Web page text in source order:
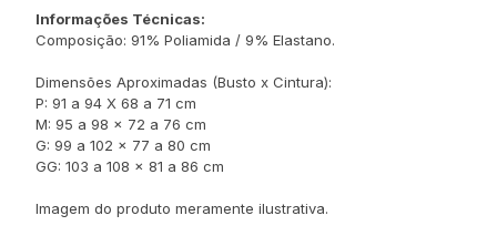
Informações Técnicas:
Composição: 91% Poliamida / 9% Elastano.
Dimensões Aproximadas (Busto x Cintura):
P: 91 a 94 X 68 a 71 cm
M: 95 a 98 x 72 a 76 cm
G: 99 a 102 x 77 a 80 cm
GG: 103 a 108 x 81 a 86 cm
Imagem do produto meramente ilustrativa.